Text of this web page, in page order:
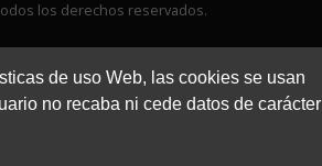
de uso Web, las cookies se usan
no recaba ni cede datos de carácter
los derechos reservados.